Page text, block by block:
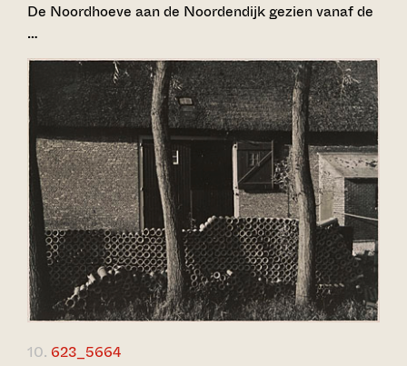
De Noordhoeve aan de Noordendijk gezien vanaf de
…
10. 623_5664